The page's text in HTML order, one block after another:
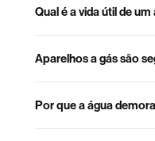
Qual é a vida útil de
Aparelhos a gás são
Por que a água